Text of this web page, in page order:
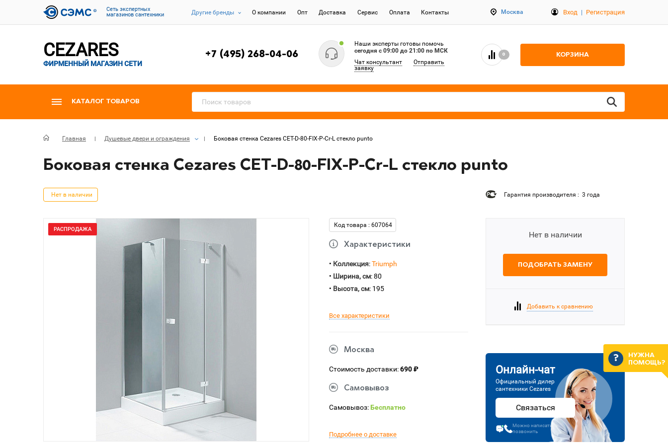
Cеть экспертных
магазинов сантехники
Другие бренды О компании Опт Доставка Сервис Оплата Контакты Москва Вход | Регистрация
CEZARES
ФИРМЕННЫЙ МАГАЗИН СЕТИ
+7 (495) 268-04-06
Наши эксперты готовы помочь
сегодня c 09:00 до 21:00 по МСК
Чат консультант
Отправить
заявку
0 КОРЗИНА
КАТАЛОГ ТОВАРОВ
Главная Душевые двери и ограждения Боковая стенка Cezares CET-D-80-FIX-P-Cr-L стекло punto
Боковая стенка Cezares CET-D-80-FIX-P-Cr-L стекло punto
Нет в наличии Гарантия производителя : 3 года
РАСПРОДАЖА
Код товара : 607064
Характеристики
• Коллекция:Triumph
• Ширина, см: 80
• Высота, см: 195
Все характеристики
Москва
Стоимость доставки:690 ₽
Самовывоз
Самовывоз:Бесплатно
Подробнее о доставке
Нет в наличии
ПОДОБРАТЬ ЗАМЕНУ
Добавить к сравнению
Онлайн-чат
Официальный дилер
сантехники Cezares
Связаться
Можно написать или
позвонить
НУЖНА
ПОМОЩЬ?